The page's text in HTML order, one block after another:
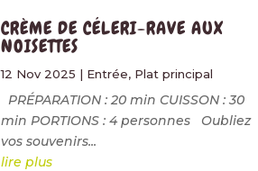
CRÈME DE CÉLERI-RAVE AUX
NOISETTES
12 Nov 2025 | Entrée, Plat principal
PRÉPARATION : 20 min CUISSON : 30
min PORTIONS : 4 personnes Oubliez
vos souvenirs...
lire plus